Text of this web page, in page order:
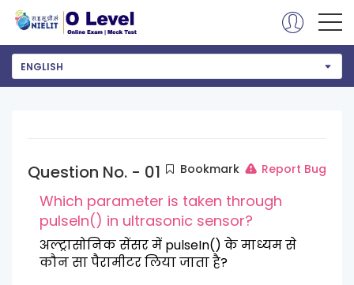
ENGLISH
Question No. - 01 Bookmark Report Bug
Which parameter is taken through
pulseln() in ultrasonic sensor?
अल्ट्रासोनिक सेंसर में pulseIn() के माध्यम से
कौन सा पैरामीटर लिया जाता है?